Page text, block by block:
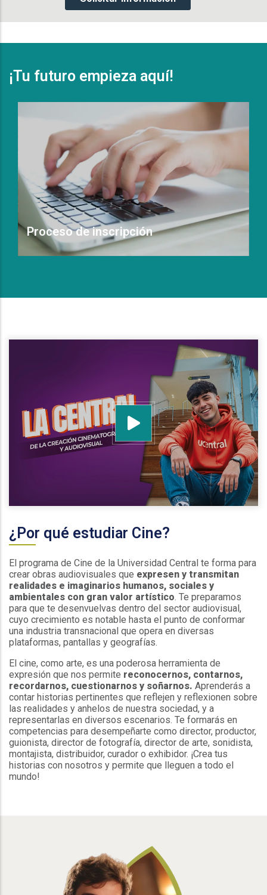
¡Tu futuro empieza aquí!
Proceso de inscripción
¿Por qué estudiar Cine?
El programa de Cine de la Universidad Central te forma para
crear obras audiovisuales que expresen y transmitan
realidades e imaginarios humanos, sociales y
ambientales con gran valor artístico. Te preparamos
para que te desenvuelvas dentro del sector audiovisual,
cuyo crecimiento es notable hasta el punto de conformar
una industria transnacional que opera en diversas
plataformas, pantallas y geografías.
El cine, como arte, es una poderosa herramienta de
expresión que nos permite reconocernos, contarnos,
recordarnos, cuestionarnos y soñarnos. Aprenderás a
contar historias pertinentes que reflejen y reflexionen sobre
las realidades y anhelos de nuestra sociedad, y a
representarlas en diversos escenarios. Te formarás en
competencias para desempeñarte como director, productor,
guionista, director de fotografía, director de arte, sonidista,
montajista, distribuidor, curador o exhibidor. ¡Crea tus
historias con nosotros y permite que lleguen a todo el
mundo!